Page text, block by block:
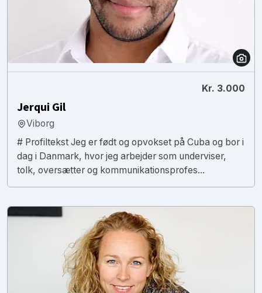
Kr. 3.000
Jerqui Gil
Viborg
# Profiltekst Jeg er født og opvokset på Cuba og bor i
dag i Danmark, hvor jeg arbejder som underviser,
tolk, oversætter og kommunikationsprofes...